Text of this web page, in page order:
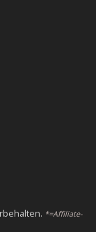
*=Affiliate-